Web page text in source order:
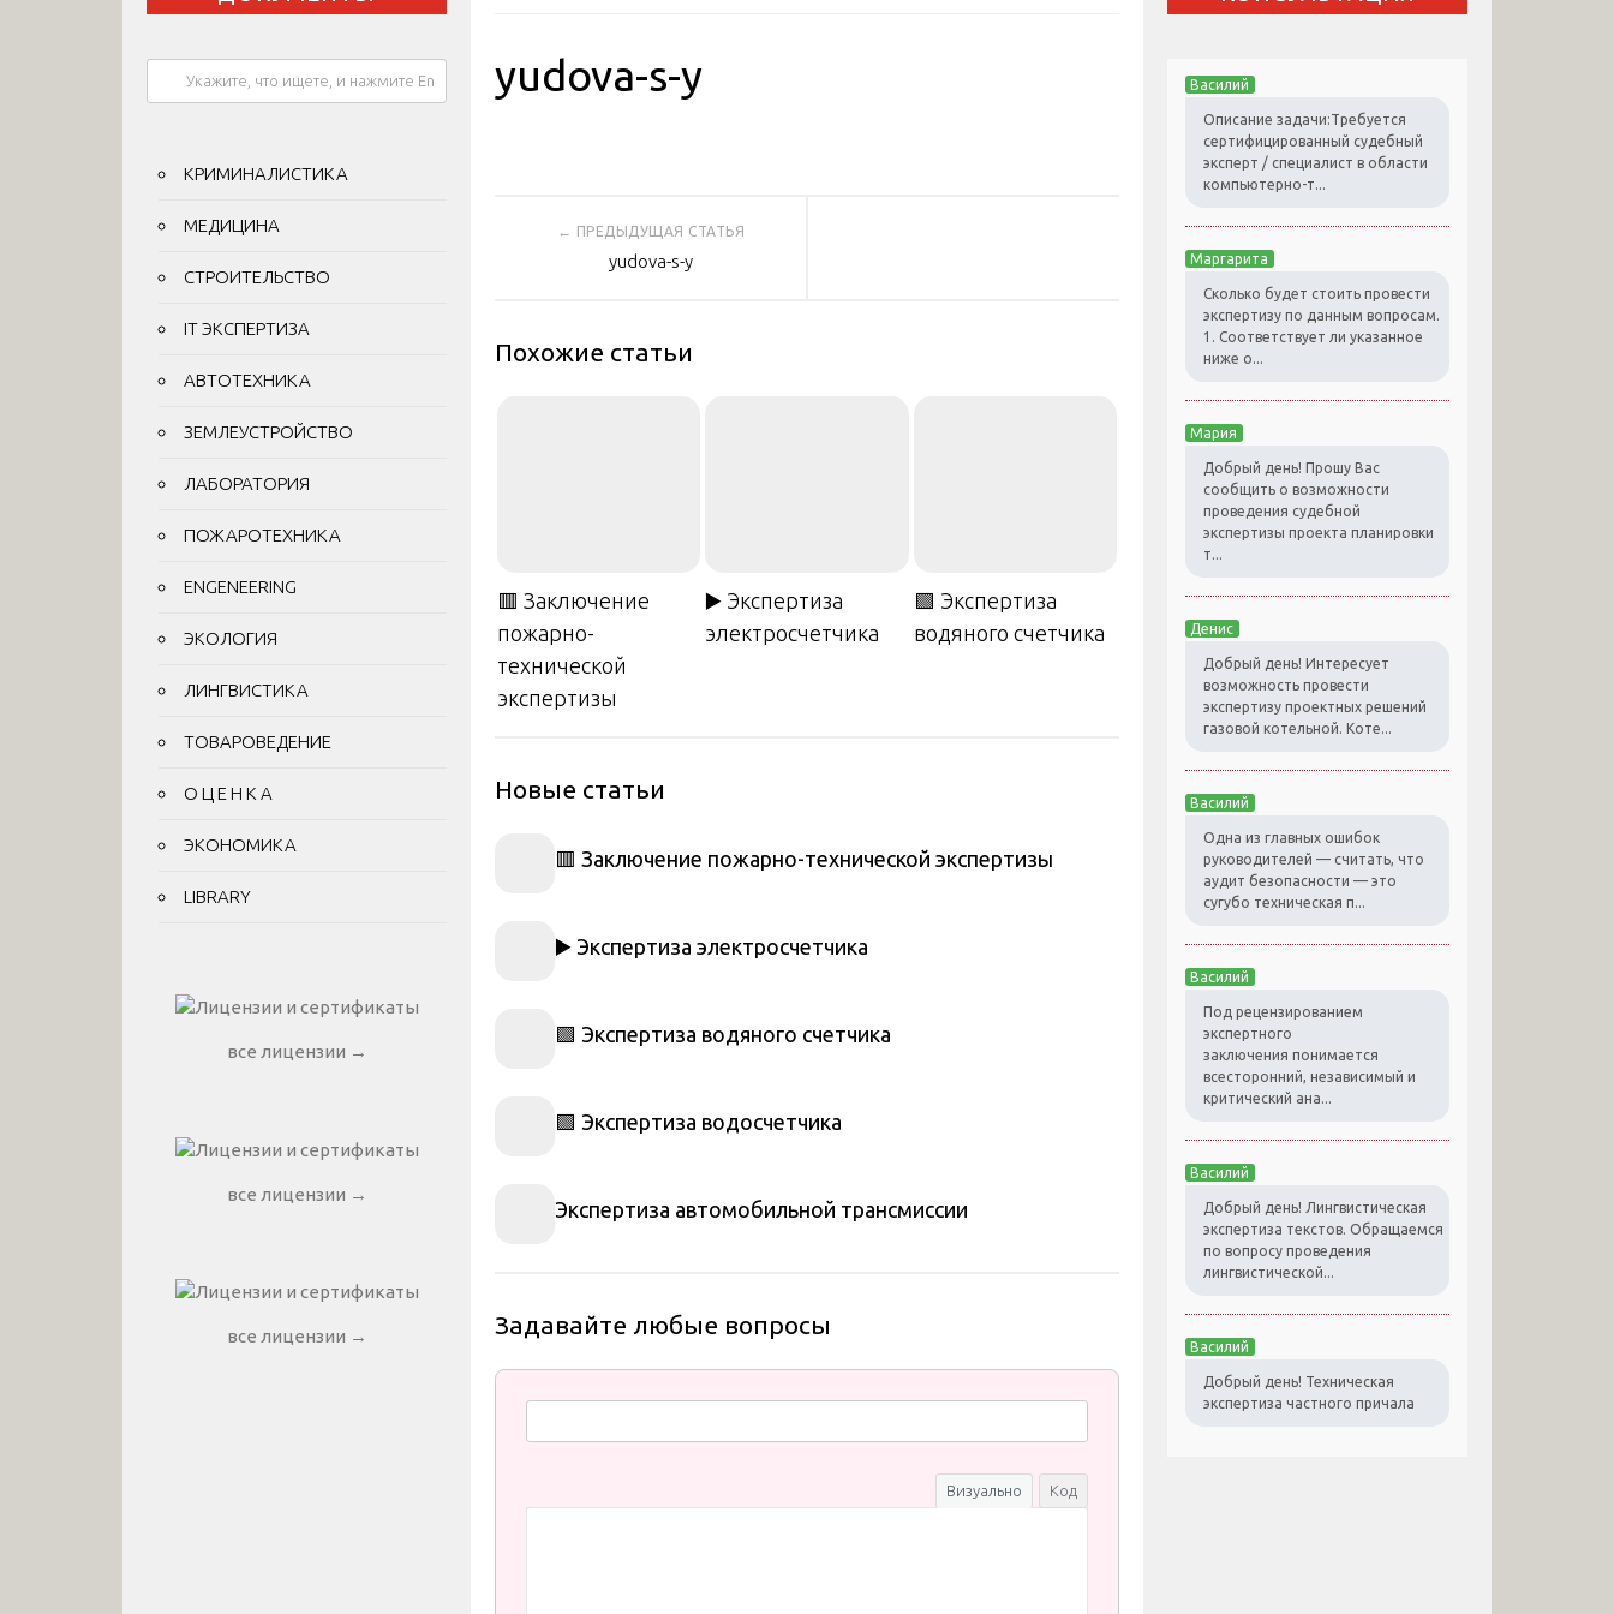
yudova-s-y
Навигация
yudova-s-y
Похожие статьи
🟥 Заключение
пожарно-
технической
экспертизы
▶️ Экспертиза
электросчетчика
🟩 Экспертиза
водяного счетчика
Новые статьи
🟥 Заключение пожарно-технической экспертизы
▶️ Экспертиза электросчетчика
🟩 Экспертиза водяного счетчика
🟩 Экспертиза водосчетчика
Экспертиза автомобильной трансмиссии
Задавайте любые вопросы
Визуально Код
КРИМИНАЛИСТИКА
МЕДИЦИНА
СТРОИТЕЛЬСТВО
IT ЭКСПЕРТИЗА
АВТОТЕХНИКА
ЗЕМЛЕУСТРОЙСТВО
ЛАБОРАТОРИЯ
ПОЖАРОТЕХНИКА
ENGENEERING
ЭКОЛОГИЯ
ЛИНГВИСТИКА
ТОВАРОВЕДЕНИЕ
О Ц Е Н К А
ЭКОНОМИКА
LIBRARY
все лицензии →
все лицензии →
все лицензии →
Василий
Описание задачи:Требуется
сертифицированный судебный
эксперт / специалист в области
компьютерно-т...
Маргарита
Сколько будет стоить провести
экспертизу по данным вопросам.
1. Соответствует ли указанное
ниже о...
Мария
Добрый день! Прошу Вас
сообщить о возможности
проведения судебной
экспертизы проекта планировки
т...
Денис
Добрый день! Интересует
возможность провести
экспертизу проектных решений
газовой котельной. Коте...
Василий
Одна из главных ошибок
руководителей — считать, что
аудит безопасности — это
сугубо техническая п...
Василий
Под рецензированием
экспертного
заключения понимается
всесторонний, независимый и
критический ана...
Василий
Добрый день! Лингвистическая
экспертиза текстов. Обращаемся
по вопросу проведения
лингвистической...
Василий
Добрый день! Техническая
экспертиза частного причала